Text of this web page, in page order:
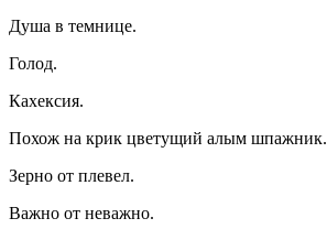
Душа в темнице.
Голод.
Кахексия.
Похож на крик цветущий алым шпажник.
Зерно от плевел.
Важно от неважно.